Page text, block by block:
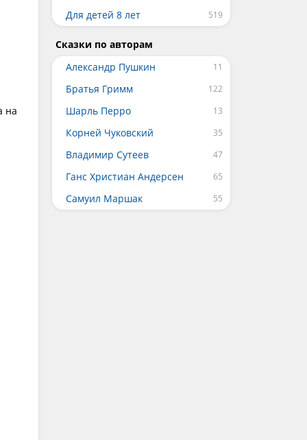
на
Для детей 8 лет
Сказки по авторам
Александр Пушкин
Братья Гримм
Шарль Перро
Корней Чуковский
Владимир Сутеев
Ганс Христиан Андерсен
Самуил Маршак